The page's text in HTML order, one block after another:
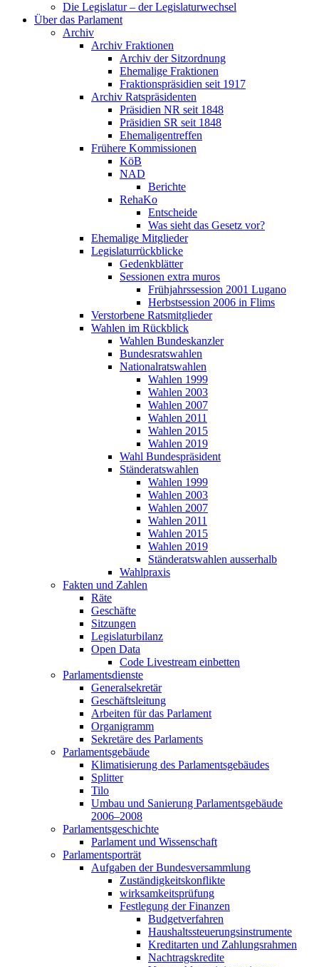
Die Legislatur – der Legislaturwechsel
Über das Parlament
Archiv
Archiv Fraktionen
Archiv der Sitzordnung
Ehemalige Fraktionen
Fraktionspräsidien seit 1917
Archiv Ratspräsidenten
Präsidien NR seit 1848
Präsidien SR seit 1848
Ehemaligentreffen
Frühere Kommissionen
KöB
NAD
Berichte
RehaKo
Entscheide
Was sieht das Gesetz vor?
Ehemalige Mitglieder
Legislaturrückblicke
Gedenkblätter
Sessionen extra muros
Frühjahrssession 2001 Lugano
Herbstsession 2006 in Flims
Verstorbene Ratsmitglieder
Wahlen im Rückblick
Wahlen Bundeskanzler
Bundesratswahlen
Nationalratswahlen
Wahlen 1999
Wahlen 2003
Wahlen 2007
Wahlen 2011
Wahlen 2015
Wahlen 2019
Wahl Bundespräsident
Ständeratswahlen
Wahlen 1999
Wahlen 2003
Wahlen 2007
Wahlen 2011
Wahlen 2015
Wahlen 2019
Ständeratswahlen ausserhalb
Wahlpraxis
Fakten und Zahlen
Räte
Geschäfte
Sitzungen
Legislaturbilanz
Open Data
Code Livestream einbetten
Parlamentsdienste
Generalsekretär
Geschäftsleitung
Arbeiten für das Parlament
Organigramm
Sekretäre des Parlaments
Parlamentsgebäude
Klimatisierung des Parlamentsgebäudes
Splitter
Tilo
Umbau und Sanierung Parlamentsgebäude
2006–2008
Parlamentsgeschichte
Parlament und Wissenschaft
Parlamentsporträt
Aufgaben der Bundesversammlung
Zuständigkeitskonflikte
wirksamkeitsprüfung
Festlegung der Finanzen
Budgetverfahren
Haushaltssteuerungsinstrumente
Kreditarten und Zahlungsrahmen
Nachtragskredite